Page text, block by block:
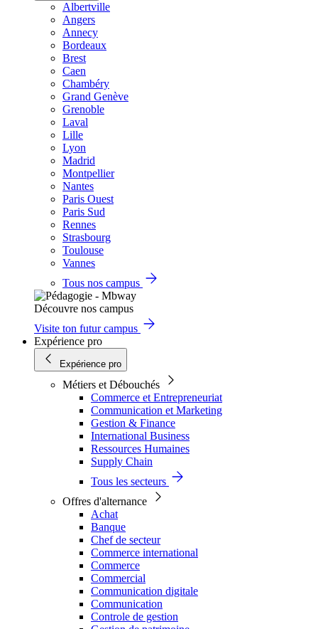
Albertville
Angers
Annecy
Bordeaux
Brest
Caen
Chambéry
Grand Genève
Grenoble
Laval
Lille
Lyon
Madrid
Montpellier
Nantes
Paris Ouest
Paris Sud
Rennes
Strasbourg
Toulouse
Vannes
Tous nos campus
Découvre nos campus
Visite ton futur campus
Expérience pro
Expérience pro
Métiers et Débouchés
Commerce et Entrepreneuriat
Communication et Marketing
Gestion & Finance
International Business
Ressources Humaines
Supply Chain
Tous les secteurs
Offres d'alternance
Achat
Banque
Chef de secteur
Commerce international
Commerce
Commercial
Communication digitale
Communication
Controle de gestion